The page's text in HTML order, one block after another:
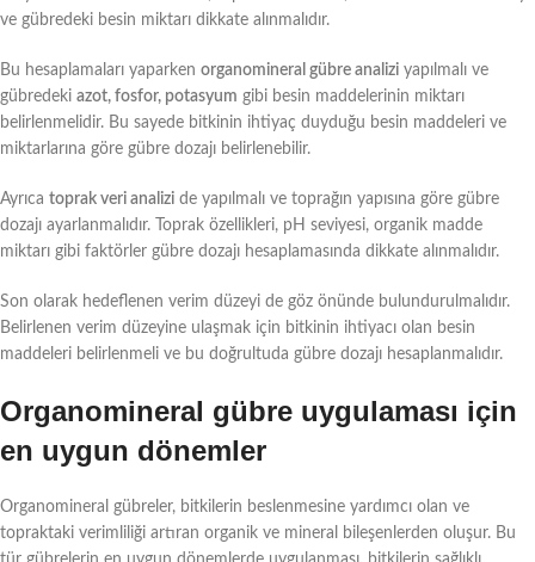
ve gübredeki besin miktarı dikkate alınmalıdır.
Bu hesaplamaları yaparken organomineral gübre analizi yapılmalı ve
gübredeki azot, fosfor, potasyum gibi besin maddelerinin miktarı
belirlenmelidir. Bu sayede bitkinin ihtiyaç duyduğu besin maddeleri ve
miktarlarına göre gübre dozajı belirlenebilir.
Ayrıca toprak veri analizi de yapılmalı ve toprağın yapısına göre gübre
dozajı ayarlanmalıdır. Toprak özellikleri, pH seviyesi, organik madde
miktarı gibi faktörler gübre dozajı hesaplamasında dikkate alınmalıdır.
Son olarak hedeflenen verim düzeyi de göz önünde bulundurulmalıdır.
Belirlenen verim düzeyine ulaşmak için bitkinin ihtiyacı olan besin
maddeleri belirlenmeli ve bu doğrultuda gübre dozajı hesaplanmalıdır.
Organomineral gübre uygulaması için
en uygun dönemler
Organomineral gübreler, bitkilerin beslenmesine yardımcı olan ve
topraktaki verimliliği artıran organik ve mineral bileşenlerden oluşur. Bu